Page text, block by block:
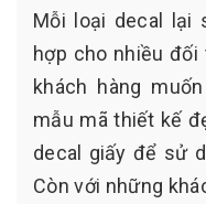
Mỗi loại decal lại
hợp cho nhiều đối
khách hàng
mẫu mã thiết kế
decal giấy để sử
Còn với những